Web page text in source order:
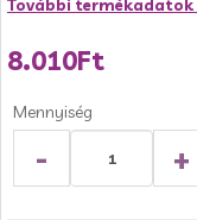
További termékadatok
8.010Ft
Mennyiség
- +